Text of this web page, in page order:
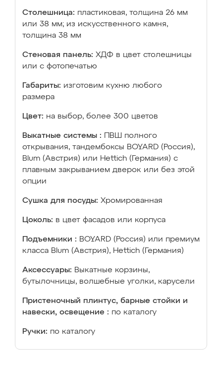
Столешница: пластиковая, толщина 26 мм
или 38 мм; из искусственного камня,
толщина 38 мм
Стеновая панель: ХДФ в цвет столешницы
или с фотопечатью
Габариты: изготовим кухню любого
размера
Цвет: на выбор, более 300 цветов
Выкатные системы :
ПВШ полного
открывания, тандембоксы BOYARD (Россия),
Blum (Австрия) или Hettich (Германия) с
плавным закрыванием дверок или без этой
опции
Сушка для посуды: Хромированная
Цоколь: в цвет фасадов или корпуса
Подъемники : BOYARD (Россия) или премиум
класса Blum (Австрия), Hettich (Германия)
Аксессуары: Выкатные корзины,
бутылочницы, волшебные уголки, карусели
Пристеночный плинтус, барные стойки и
навески, освещение : по каталогу
Ручки: по каталогу